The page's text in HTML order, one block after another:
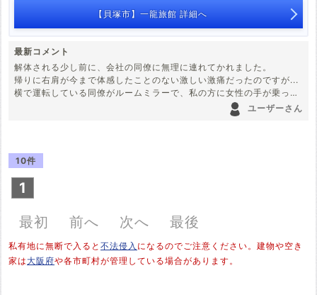
【貝塚市】一龍旅館 詳細へ
最新コメント
解体される少し前に、会社の同僚に無理に連れてかれました。
帰りに右肩が今まで体感したことのない激しい激痛だったのですが...
横で運転している同僚がルームミラーで、私の方に女性の手が乗って
帰りの道中に妹から電話がかかってきて慌てた様子だったので詳しい
髪の長い女性が逆さで立ってたとのこと。
今でもその女性の霊が、実家に住み憑いている気がします。
その霊を家に飛ばしてしまったから、取り壊されたとかあるなでしょ
うか...
ユーザーさん
10件
1
最初
前へ 次へ 最後
私有地に無断で入ると 不法侵入 になるのでご注意ください。建物や空き
家は 大阪府や各市町村が管理している場合があります。